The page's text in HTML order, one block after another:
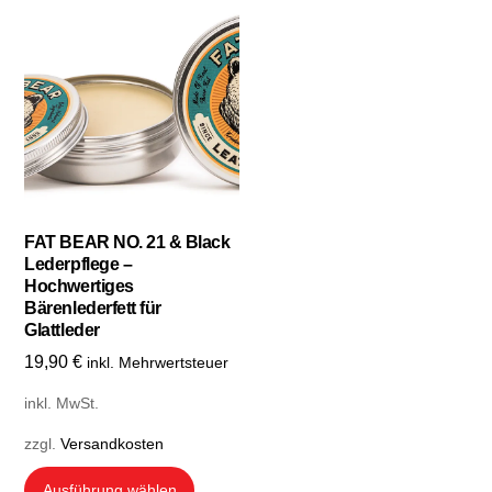
FAT BEAR NO. 21 & Black
Lederpflege –
Hochwertiges
Bärenlederfett für
Glattleder
19,90€ inkl. Mehrwertsteuer
inkl. MwSt.
zzgl.Versandkosten
Dieses